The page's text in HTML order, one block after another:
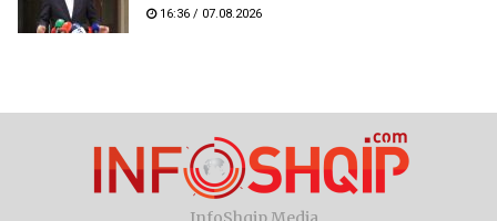
16:36 / 07.08.2026